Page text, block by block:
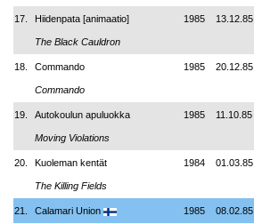
17. Hiidenpata [animaatio]
The Black Cauldron
1985 13.12.85
18. Commando
Commando
1985 20.12.85
19. Autokoulun apuluokka
Moving Violations
1985 11.10.85
20. Kuoleman kentät
The Killing Fields
1984 01.03.85
21. Calamari Union 1985 08.02.85